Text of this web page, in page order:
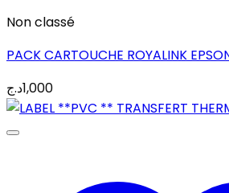
Non classé
PACK CARTOUCHE ROYALINK
1,000د.ج